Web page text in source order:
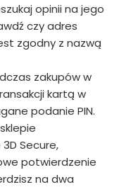
opinii na jego
czy adres
zgodny z nazwą
zakupów w
kartą w
podanie PIN.
Secure,
potwierdzenie
na dwa